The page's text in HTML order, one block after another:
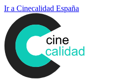
Ir a Cinecalidad España